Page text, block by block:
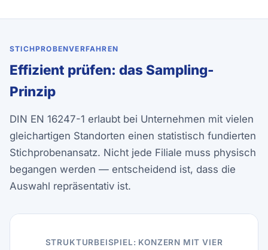
STICHPROBENVERFAHREN
Effizient prüfen: das Sampling-
Prinzip
DIN EN 16247-1 erlaubt bei Unternehmen mit vielen
gleichartigen Standorten einen statistisch fundierten
Stichprobenansatz. Nicht jede Filiale muss physisch
begangen werden — entscheidend ist, dass die
Auswahl repräsentativ ist.
STRUKTURBEISPIEL: KONZERN MIT VIER